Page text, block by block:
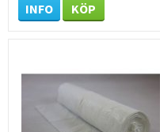
INFO KÖP